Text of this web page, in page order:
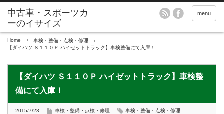
menu
Home
車検・整備・点検・修理
【ダイハツ Ｓ１１０Ｐ ハイゼットトラック】車検整備にて入庫！
【ダイハツ Ｓ１１０Ｐ ハイゼットトラック】車検整
備にて入庫！
2015/7/23 車検・整備・点検・修理 車検・整備・点検・修理